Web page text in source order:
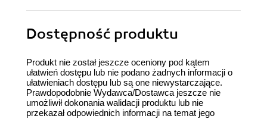
Dostępność produktu
Produkt nie został jeszcze oceniony pod kątem
ułatwień dostępu lub nie podano żadnych informacji o
ułatwieniach dostępu lub są one niewystarczające.
Prawdopodobnie Wydawca/Dostawca jeszcze nie
umożliwił dokonania walidacji produktu lub nie
przekazał odpowiednich informacji na temat jego